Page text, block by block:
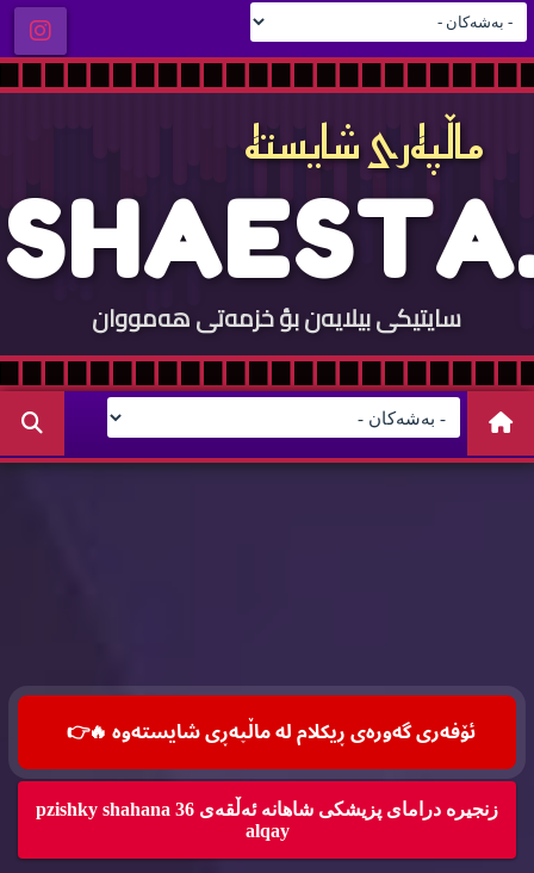
ماڵپه‌ری شایسته‌
SHAESTA.
COM
سایتيكی بيلایه‌ن بؤ خزمه‌تی هه‌مووان
ئۆفه‌ری گه‌وره‌ی ڕیكلام له‌ ماڵپه‌ڕی شایسته‌وه‌ 🔥👉
زنجیره‌ درامای پزیشكی شاهانه‌ ئه‌ڵقه‌ی 36 pzishky shahana
alqay